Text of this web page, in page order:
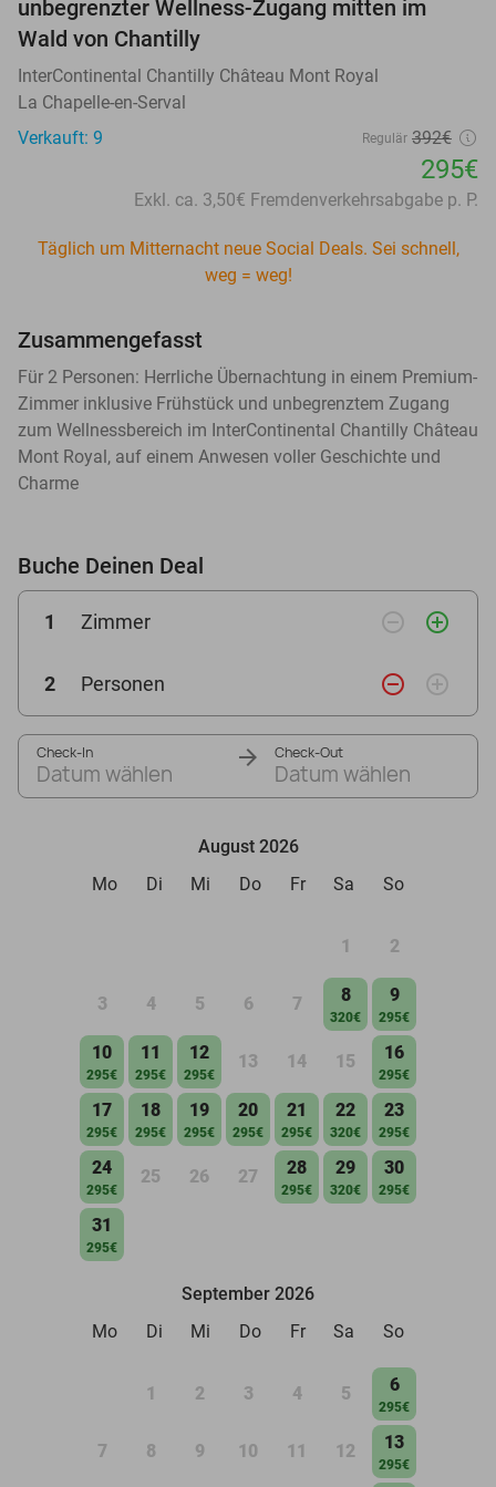
unbegrenzter Wellness-Zugang mitten im
Wald von Chantilly
InterContinental Chantilly Château Mont Royal
La Chapelle-en-Serval
Verkauft: 9
Regulär 392€
295€
Exkl. ca. 3,50€ Fremdenverkehrsabgabe p. P.
Täglich um Mitternacht neue Social Deals. Sei schnell,
weg = weg!
Zusammengefasst
Für 2 Personen: Herrliche Übernachtung in einem Premium-
Zimmer inklusive Frühstück und unbegrenztem Zugang
zum Wellnessbereich im InterContinental Chantilly Château
Mont Royal, auf einem Anwesen voller Geschichte und
Charme
Buche Deinen Deal
1 Zimmer remove_circle_outline add_circle_outline
2 Personen remove_circle_outline add_circle_outline
Check-In
Datum wählen
Check-Out
Datum wählen
August 2026
Mo
Di Mi Do Fr Sa So
1 2
3 4 5 6 7 8
320€
9
295€
10
295€
11
295€
12
295€
13 14 15 16
295€
17
295€
18
295€
19
295€
20
295€
21
295€
22
320€
23
295€
24
295€
25 26 27 28
295€
29
320€
30
295€
31
295€
September 2026
Mo
Di Mi Do Fr Sa So
1 2 3 4 5 6
295€
7 8 9 10 11 12 13
295€